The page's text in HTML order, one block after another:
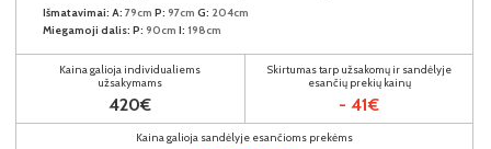
Išmatavimai: A: 79cm P: 97cm G: 204cm
Miegamoji dalis: P: 90cm I: 198cm
Kaina galioja individualiems
užsakymams
420€
Skirtumas tarp užsakomų ir sandėlyje
esančių prekių kainų
- 41€
Kaina galioja sandėlyje esančioms prekėms